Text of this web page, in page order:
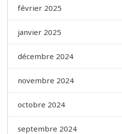
février 2025
janvier 2025
décembre 2024
novembre 2024
octobre 2024
septembre 2024